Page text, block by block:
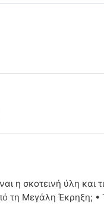
η σκοτεινή ύλη και
τη Μεγάλη Έκρηξη; •